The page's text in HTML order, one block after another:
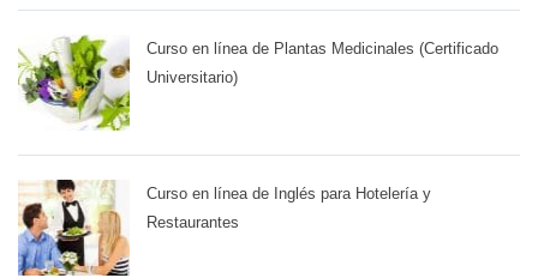
Curso en línea de Plantas Medicinales (Certificado
Universitario)
Curso en línea de Inglés para Hotelería y
Restaurantes